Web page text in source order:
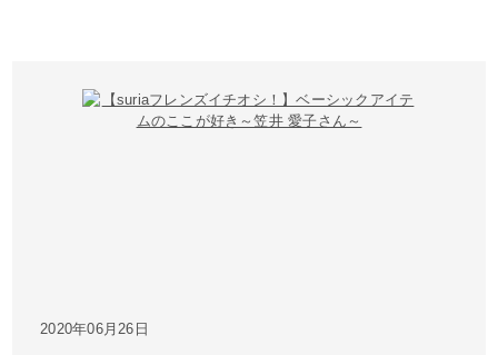
2020年06月26日